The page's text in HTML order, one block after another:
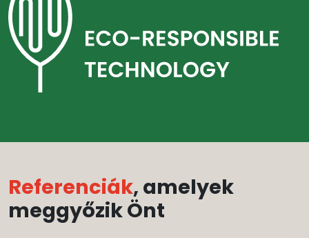
Referenciák, amelyek
meggyőzik Önt